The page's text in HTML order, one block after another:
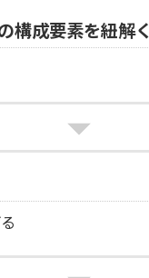
構成要素を紐解く